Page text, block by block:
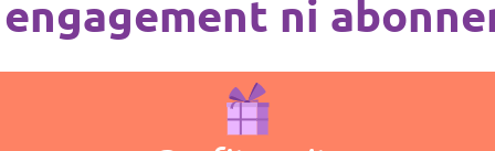
ni